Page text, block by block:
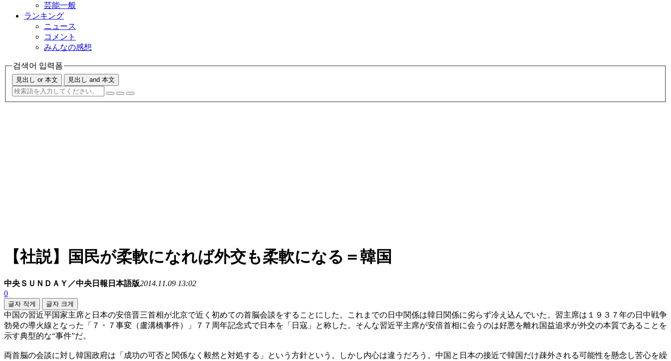
芸能一般
ランキング
ニュース
コメント
みんなの感想
검색어 입력폼
見出し or 本文 見出し and 本文
【社説】国民が柔軟になれば外交も柔軟になる＝韓国
中央ＳＵＮＤＡＹ／中央日報日本語版2014.11.09 13:02
0
글자 작게 글자 크게
中国の習近平国家主席と日本の安倍晋三首相が北京で近く初めての首脳会談をすることにした。これまでの日中関係は韓日関係に劣らず冷え込んでいた。習主席は１９３７年の日中戦争
勃発の導火線となった「７・７事変（盧溝橋事件）」７７周年記念式で日本を「日寇」と称した。そんな習近平主席が安倍首相に会うのは好悪を離れ国益追求が外交の本質であることを
示す典型的な“事件”だ。
両首脳の会談に対し韓国政府は「成功の可否と関係なく毅然と対処する」という方針という。しかし内心は違うだろう。中国と日本の接近で韓国だけ疎外される可能性を懸念し苦心を繰